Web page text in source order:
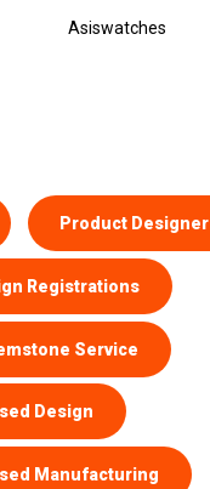
Asiswatches
Product Designer
Registrations
Service
Design
Manufacturing